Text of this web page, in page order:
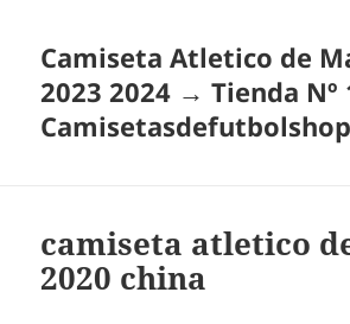
Camiseta Atletico de
2023 2024 → Tienda Nº
Camisetasdefutbolshop
camiseta atletico
2020 china